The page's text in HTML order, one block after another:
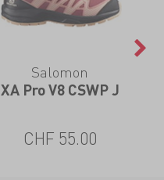
Salomon
XA Pro V8 CSWP J
CHF 55.00